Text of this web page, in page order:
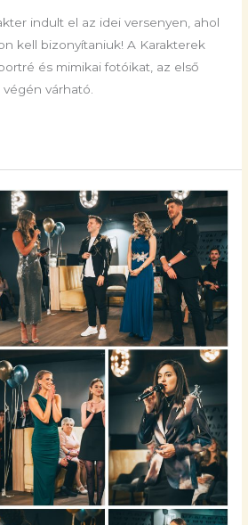
indult el az idei versenyen, ahol
kell bizonyítaniuk! A Karakterek
és mimikai fotóikat, az első
várható.